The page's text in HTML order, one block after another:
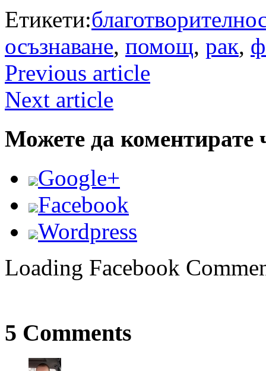
Етикети:
осъзнаване, помощ, рак,
Previous article
Next article
Можете да коментирате
Google+
Facebook
Wordpress
Loading Facebook
5 Comments